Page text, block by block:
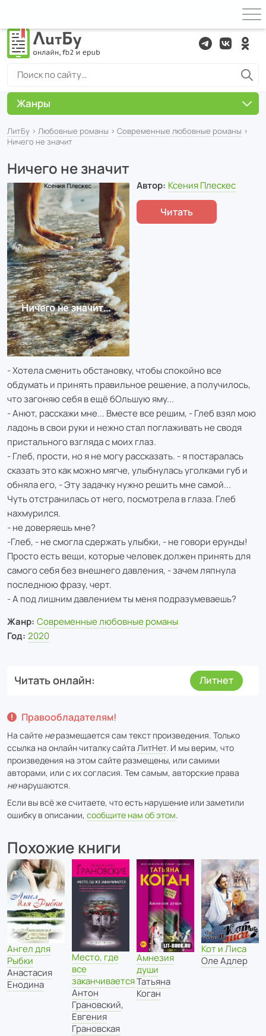
ЛитБу › Любовные романы › Современные любовные романы ›
Ничего не значит
Ничего не значит
Автор: Ксения Плескес
Читать
- Хотела сменить обстановку, чтобы спокойно все
обдумать и принять правильное решение, а получилось,
что загоняю себя в ещё бОльшую яму...
- Анют, расскажи мне... Вместе все решим, - Глеб взял мою
ладонь в свои руки и нежно стал поглаживать не сводя
пристального взгляда с моих глаз.
- Глеб, прости, но я не могу рассказать. - я постаралась
сказать это как можно мягче, улыбнулась уголками губ и
обняла его, - Эту задачку нужно решить мне самой...
Чуть отстранилась от него, посмотрела в глаза. Глеб
нахмурился.
- не доверяешь мне?
-Глеб, - не смогла сдержать улыбки, - не говори ерунды!
Просто есть вещи, которые человек должен принять для
самого себя без внешнего давления, - зачем ляпнула
последнюю фразу, черт.
- А под лишним давлением ты меня подразумеваешь?
Жанр: Современные любовные романы
Год: 2020
Читать онлайн Литнет
Правообладателям!
На сайте неразмещается сам текст произведения. Только
ссылка на онлайн читалку сайта ЛитНет. И мы верим, что
произведения на этом сайте размещены, или самими
авторами, или с их согласия. Тем самым, авторские права
ненарушаются.
Если вы всё же считаете, что есть нарушение или заметили
ошибку в описании, сообщите нам об этом.
Похожие книги
Ангел для
Рыбки
Анастасия
Енодина
Место, где
все
заканчивается
Антон
Грановский,
Евгения
Грановская
Амнезия
души
Татьяна
Коган
Кот и Лиса
Оле Адлер
Жанры